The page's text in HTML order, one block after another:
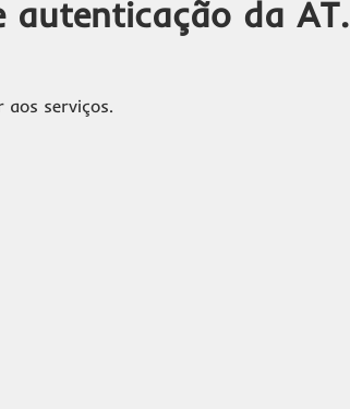
autenticação da AT.
aos serviços.